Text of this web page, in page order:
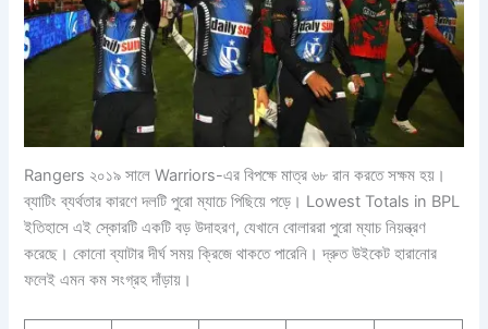
Rangers ২০১৯ সালে Warriors-এর বিপক্ষে মাত্র ৬৮ রান করতে সক্ষম হয়।
ব্যাটিং ব্যর্থতার কারণে দলটি পুরো ম্যাচে পিছিয়ে পড়ে। Lowest Totals in BPL
ইতিহাসে এই স্কোরটি একটি বড় উদাহরণ, যেখানে বোলাররা পুরো ম্যাচ নিয়ন্ত্রণ
করেছে। কোনো ব্যাটার দীর্ঘ সময় ক্রিজে থাকতে পারেনি। দ্রুত উইকেট হারানোর
ফলেই এমন কম সংগ্রহ দাঁড়ায়।